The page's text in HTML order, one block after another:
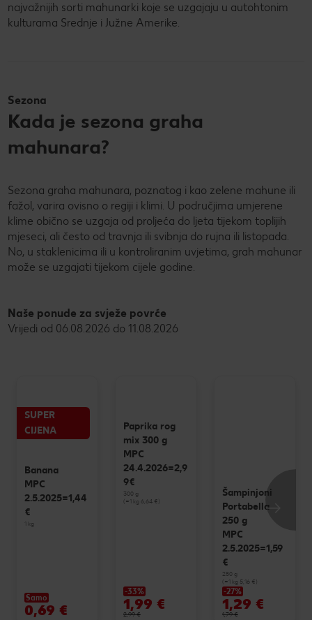
najvažnijih sorti mahunarki koje se uzgajaju u autohtonim
kulturama Srednje i Južne Amerike.
Sezona
Kada je sezona graha
mahunara?
Sezona graha mahunara, poznatog i kao zelene mahune ili
fažol, varira ovisno o regiji i klimi. U područjima umjerene
klime obično se uzgaja od proljeća do ljeta tijekom toplijih
mjeseci, ali često od travnja ili svibnja do rujna ili listopada.
No, u staklenicima ili u kontroliranim uvjetima, grah mahunar
može se uzgajati tijekom cijele godine.
Naše ponude za svježe povrće
Vrijedi od 06.08.2026 do 11.08.2026
SUPER
CIJENA
Banana
MPC
2.5.2025=1,44
€
1 kg
Samo
0,69 €
Paprika rog
mix 300 g
MPC
24.4.2026=2,9
9€
300 g
(=1 kg 6,64 €)
-33%
1,99 €
2,99 €
Šampinjoni
Portabella
250 g
MPC
2.5.2025=1,59
€
250 g
(=1 kg 5,16 €)
-27%
1,29 €
1,79 €